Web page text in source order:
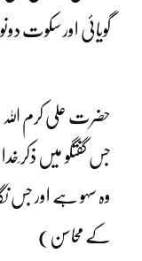
گویائی اور سکوت
حضرت علی کرم
جس گفتگو میں ذکر
وہ سہو ہے اور جس
کے محاسن)